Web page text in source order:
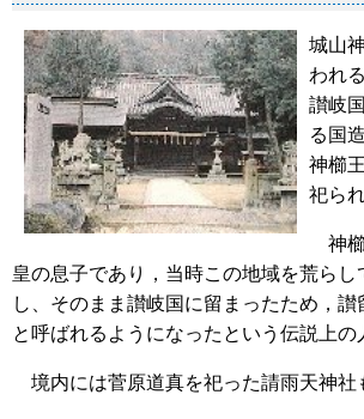
城山
われ
讃岐
る国
神櫛
祀ら
神櫛
皇の息子であり，当時この地域を荒らし
し、そのまま讃岐国に留まったため，
と呼ばれるようになったという伝説上の
境内には菅原道真を祀った請雨天神社